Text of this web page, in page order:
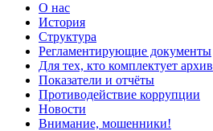
О нас
История
Структура
Регламентирующие документы
Для тех, кто комплектует архив
Показатели и отчёты
Противодействие коррупции
Новости
Внимание, мошенники!